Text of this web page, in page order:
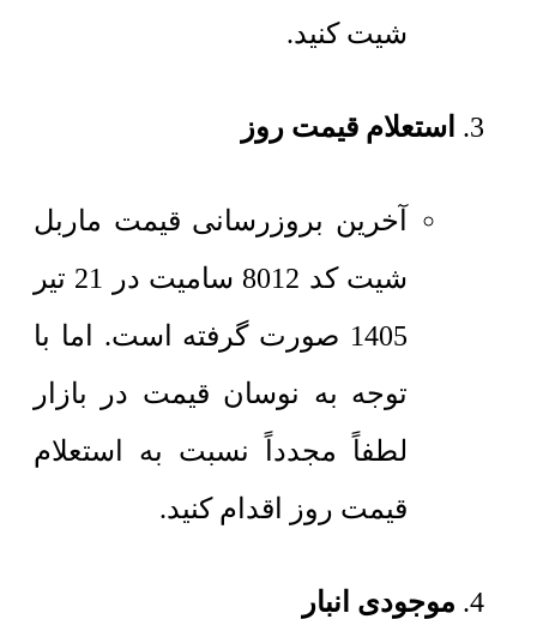
شیت کنید.
استعلام قیمت روز
آخرین بروزرسانی قیمت ماربل
شیت کد 8012 سامیت در 21 تیر
1405 صورت گرفته است. اما با
توجه به نوسان قیمت در بازار
لطفاً مجدداً نسبت به استعلام
قیمت روز اقدام کنید.
موجودی انبار